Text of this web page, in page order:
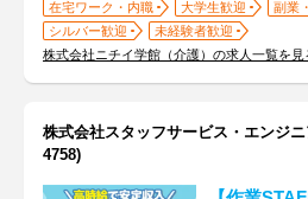
在宅ワーク・内職 大学生歓迎
副業
シルバー歓迎
未経験者歓迎
株式会社ニチイ学館（介護）の求人一覧を見
株式会社スタッフサービス・エンジ
4758)